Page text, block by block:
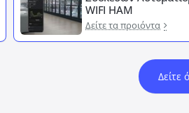
WIFI HAM
Δείτε τα προιόντα
Δείτε